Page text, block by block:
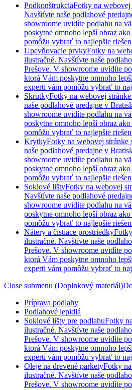
PodkonštrukciaFotky na webovej
Navštívte naše podlahové
showroome uvidíte podlahu na
poskytne omnoho lepší obraz
pomôžu vybrať to najlepšie
Upevňovacie prvkyFotky na
ilustračné. Navštívte naše
Prešove. V showroome uvidíte
ktorá Vám poskytne omnoho
experti vám pomôžu vybrať to
SkrutkyFotky na webovej
naše podlahové predajne v
showroome uvidíte podlahu na
poskytne omnoho lepší obraz
pomôžu vybrať to najlepšie
KrytkyFotky na webovej stránke
naše podlahové predajne v
showroome uvidíte podlahu na
poskytne omnoho lepší obraz
pomôžu vybrať to najlepšie
Soklové lištyFotky na webovej
Navštívte naše podlahové
showroome uvidíte podlahu na
poskytne omnoho lepší obraz
pomôžu vybrať to najlepšie
Nátery a čistiace prostriedky
ilustračné. Navštívte naše
Prešove. V showroome uvidíte
ktorá Vám poskytne omnoho
experti vám pomôžu vybrať to
Close submenu (Doplnkový materiál)
Príprava podlahy
Podlahové lepidlá
Soklové lišty pre podlahuFotky
ilustračné. Navštívte naše
Prešove. V showroome uvidíte
ktorá Vám poskytne omnoho
experti vám pomôžu vybrať to
Oleje na drevené parketyFotky
ilustračné. Navštívte naše
Prešove. V showroome uvidíte